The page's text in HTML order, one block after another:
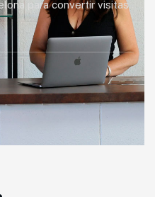
para convertir visitas